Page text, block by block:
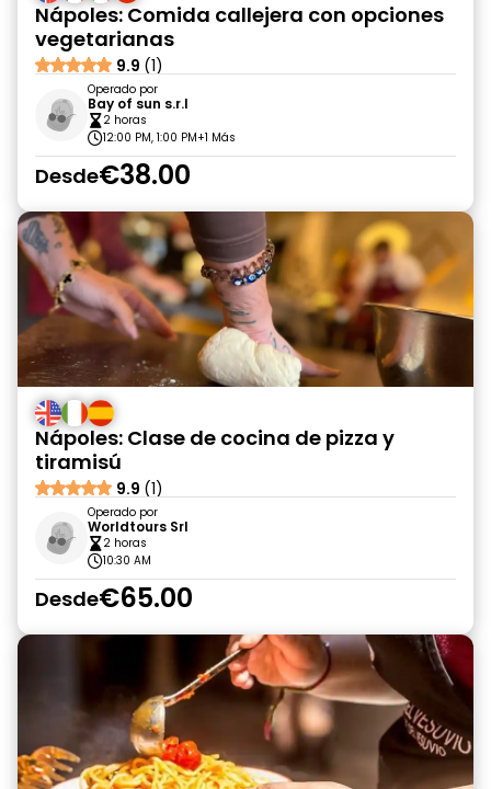
Nápoles: Comida callejera con opciones
vegetarianas
9.9 (1)
Operado por
Bay of sun s.r.l
2 horas
12:00 PM, 1:00 PM+1 Más
Desde€38.00
Nápoles: Clase de cocina de pizza y
tiramisú
9.9 (1)
Operado por
Worldtours Srl
2 horas
10:30 AM
Desde€65.00